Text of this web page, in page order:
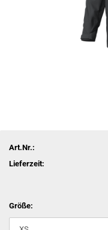
Art.Nr.:
Lieferzeit:
Größe: